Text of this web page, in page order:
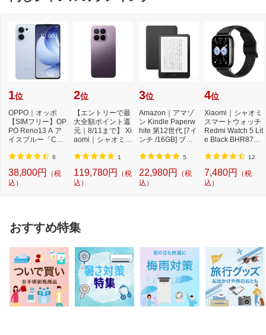
1位
OPPO｜オッポ
【SIMフリー】OP
PO Reno13 A ア
イスブルー「CPH
m Snapdr...
6
38,800円
（税
込）
2位
【エントリーで最
大全額ポイント還
元｜8/11まで】 Xi
aomi｜シャオミ
i...
1
119,780円
（税
込）
3位
Amazon｜アマゾ
ン Kindle Paperw
hite 第12世代 [7イ
ンチ /16GB] ブラ
Y ...
5
22,980円
（税
込）
4位
Xiaomi｜シャオミ
スマートウォッチ
Redmi Watch 5 Lit
e Black BHR8789
12
7,480円
（税
込）
おすすめ特集